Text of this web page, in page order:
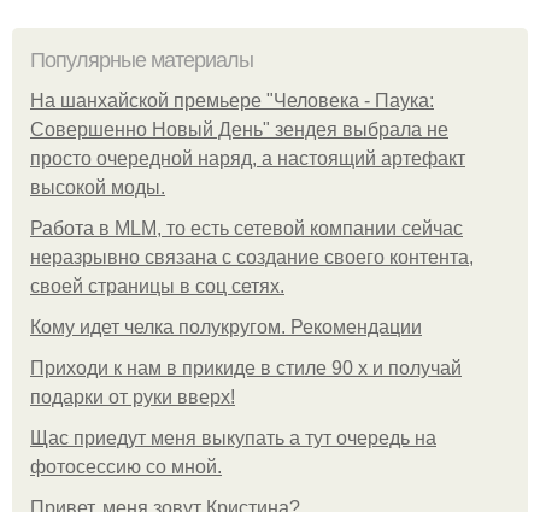
Популярные материалы
На шанхайской премьере "Человека - Паука:
Совершенно Новый День" зендея выбрала не
просто очередной наряд, а настоящий артефакт
высокой моды.
Работа в MLM, то есть сетевой компании сейчас
неразрывно связана с создание своего контента,
своей страницы в соц сетях.
Кому идет челка полукругом. Рекомендации
Приходи к нам в прикиде в стиле 90 х и получай
подарки от руки вверх!
Щас приедут меня выкупать а тут очередь на
фотосессию со мной.